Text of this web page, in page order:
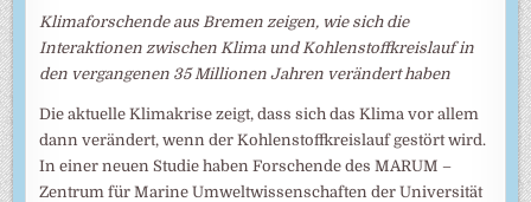
Klimaforschende aus Bremen zeigen, wie sich die
Interaktionen zwischen Klima und Kohlenstoffkreislauf in
den vergangenen 35 Millionen Jahren verändert haben
Die aktuelle Klimakrise zeigt, dass sich das Klima vor allem
dann verändert, wenn der Kohlenstoffkreislauf gestört wird.
In einer neuen Studie haben Forschende des MARUM –
Zentrum für Marine Umweltwissenschaften der Universität